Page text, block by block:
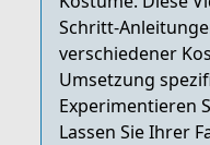
Schritt-
verschiedener
Umsetzung
Experimentieren
Lassen Sie Ihrer